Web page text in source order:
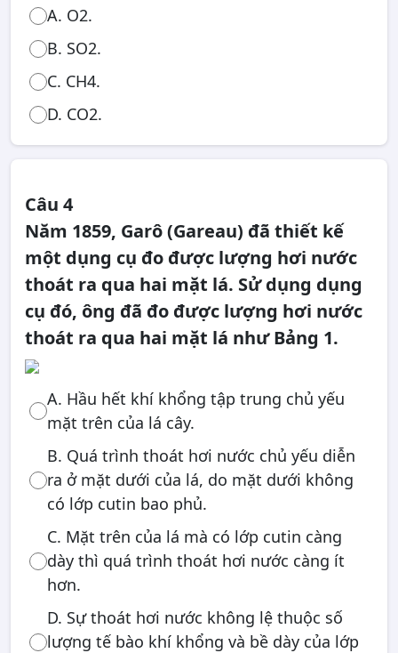
A. O2.
B. SO2.
C. CH4.
D. CO2.
Câu 4
Năm 1859, Garô (Gareau) đã thiết kế
một dụng cụ đo được lượng hơi nước
thoát ra qua hai mặt lá. Sử dụng dụng
cụ đó, ông đã đo được lượng hơi nước
thoát ra qua hai mặt lá như Bảng 1.
A. Hầu hết khí khổng tập trung chủ yếu
mặt trên của lá cây.
B. Quá trình thoát hơi nước chủ yếu diễn
ra ở mặt dưới của lá, do mặt dưới không
có lớp cutin bao phủ.
C. Mặt trên của lá mà có lớp cutin càng
dày thì quá trình thoát hơi nước càng ít
hơn.
D. Sự thoát hơi nước không lệ thuộc số
lượng tế bào khí khổng và bề dày của lớp